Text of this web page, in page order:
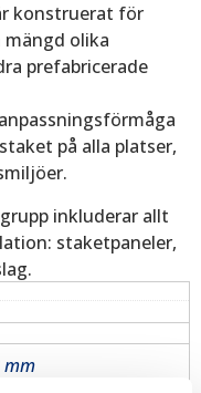
konstruerat för
olika
prefabricerade
på alla platser,
inkluderar allt
staketpaneler,
mm